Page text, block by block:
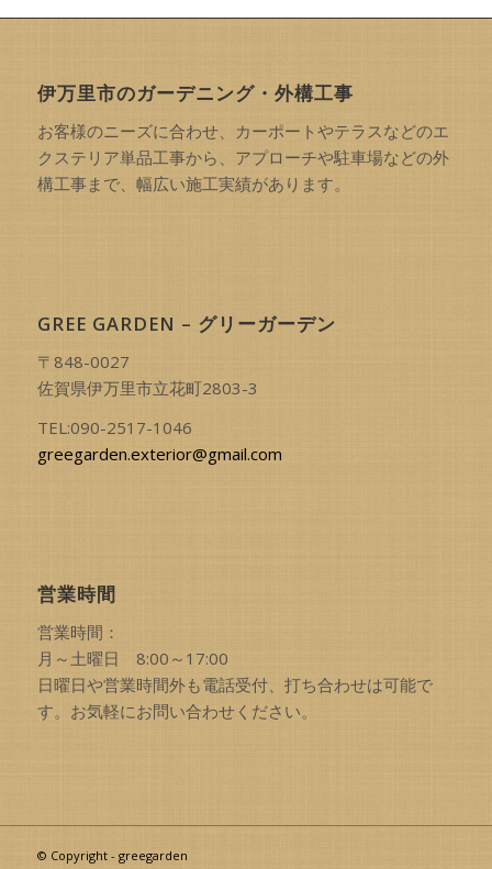
伊万里市のガーデニング・外構工事
お客様のニーズに合わせ、カーポートやテラスなどのエ
クステリア単品工事から、アプローチや駐車場などの外
構工事まで、幅広い施工実績があります。
GREE GARDEN – グリーガーデン
〒848-0027
佐賀県伊万里市立花町2803-3
TEL:090-2517-1046
greegarden.exterior@gmail.com
営業時間
営業時間：
月～土曜日 8:00～17:00
日曜日や営業時間外も電話受付、打ち合わせは可能で
す。お気軽にお問い合わせください。
© Copyright - greegarden